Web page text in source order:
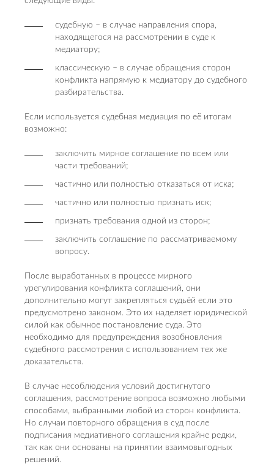
судебную – в случае направления спора,
находящегося на рассмотрении в суде к
медиатору;
классическую – в случае обращения сторон
конфликта напрямую к медиатору до судебного
разбирательства.
Если используется судебная медиация по её итогам
возможно:
заключить мирное соглашение по всем или
части требований;
частично или полностью отказаться от иска;
частично или полностью признать иск;
признать требования одной из сторон;
заключить соглашение по рассматриваемому
вопросу.
После выработанных в процессе мирного
урегулирования конфликта соглашений, они
дополнительно могут закрепляться судьёй если это
предусмотрено законом. Это их наделяет юридической
силой как обычное постановление суда. Это
необходимо для предупреждения возобновления
судебного рассмотрения с использованием тех же
доказательств.
В случае несоблюдения условий достигнутого
соглашения, рассмотрение вопроса возможно любыми
способами, выбранными любой из сторон конфликта.
Но случаи повторного обращения в суд после
подписания медиативного соглашения крайне редки,
так как они основаны на принятии взаимовыгодных
решений.